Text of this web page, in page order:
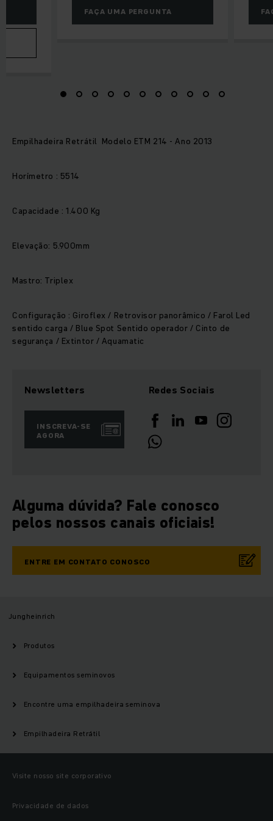
FAÇA UMA PERGUNTA
Empilhadeira Retrátil Modelo ETM 214 - Ano 2013
Horímetro : 5514
Capacidade : 1.400 Kg
Elevação: 5.900mm
Mastro: Triplex
Configuração : Giroflex / Retrovisor panorâmico / Farol Led
sentido carga / Blue Spot Sentido operador / Cinto de
segurança / Extintor / Aquamatic
Newsletters
INSCREVA-SE
AGORA
Redes Sociais
Alguma dúvida? Fale conosco
pelos nossos canais oficiais!
ENTRE EM CONTATO CONOSCO
Jungheinrich
Produtos
Equipamentos seminovos
Encontre uma empilhadeira seminova
Empilhadeira Retrátil
Visite nosso site corporativo
Privacidade de dados